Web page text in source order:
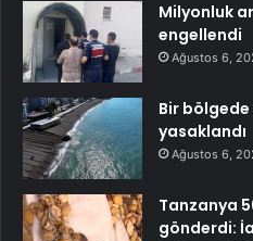
Milyonluk
engellendi
Ağustos 6,
Bir
yasaklandı
Ağustos 6,
Tanzanya
gönderdi: